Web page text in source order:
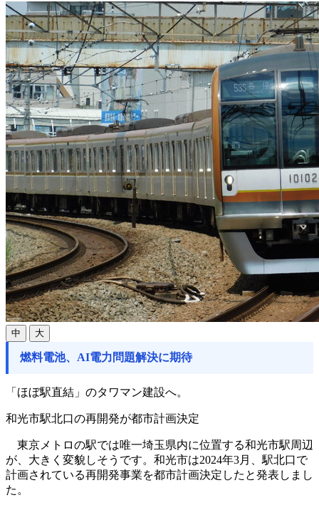
中 大
燃料電池、AI電力問題解決に期待
「ほぼ駅直結」のタワマン建設へ。
和光市駅北口の再開発が都市計画決定
東京メトロの駅では唯一埼玉県内に位置する和光市駅周辺
が、大きく変貌しそうです。和光市は2024年3月、駅北口で
計画されている再開発事業を都市計画決定したと発表しまし
た。